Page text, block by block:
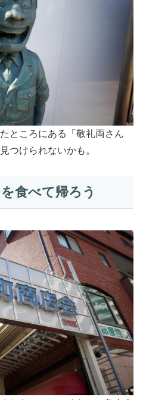
ところにある「敬礼両さん
つけられないかも。
食べて帰ろう